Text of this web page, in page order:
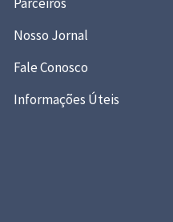
Nosso Jornal
Fale Conosco
Informações Úteis